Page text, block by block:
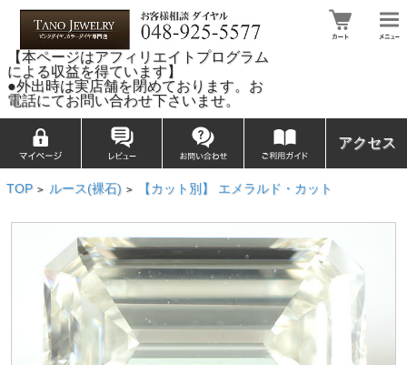
【本ページはアフィリエイトプログラム
による収益を得ています】
●外出時は実店舗を閉めております。お
電話にてお問い合わせ下さいませ。
アクセス
TOP > ルース(裸石) > 【カット別】 エメラルド・カット